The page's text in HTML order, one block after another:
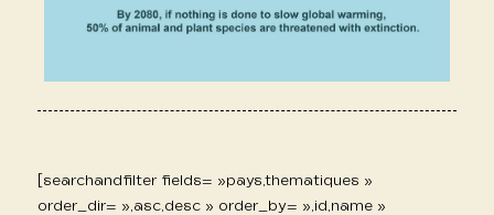
[searchandfilter fields= »pays,thematiques »
order_dir= »,asc,desc » order_by= »,id,name »